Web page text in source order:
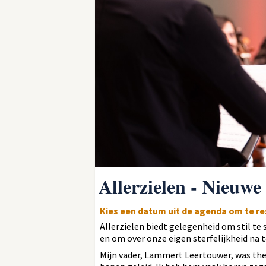
Allerzielen -
Kies een datum uit de agenda om te
Allerzielen biedt gelegenheid om stil te
en om over onze eigen sterfelijkheid na
Mijn vader, Lammert Leertouwer, was